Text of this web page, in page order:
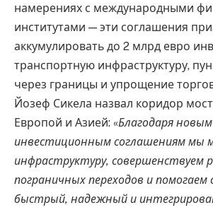
намерениях с международными
институтами — эти соглашения
аккумулировать до 2 млрд евро
транспортную инфраструктуру,
через границы и упрощение
Йозеф Сикела назвал коридор
Европой и Азией: «Благодаря новым
инвестиционным соглашениям мы
инфраструктуру, совершенствуем
пограничных переходов и помогаем
быстрый, надежный и